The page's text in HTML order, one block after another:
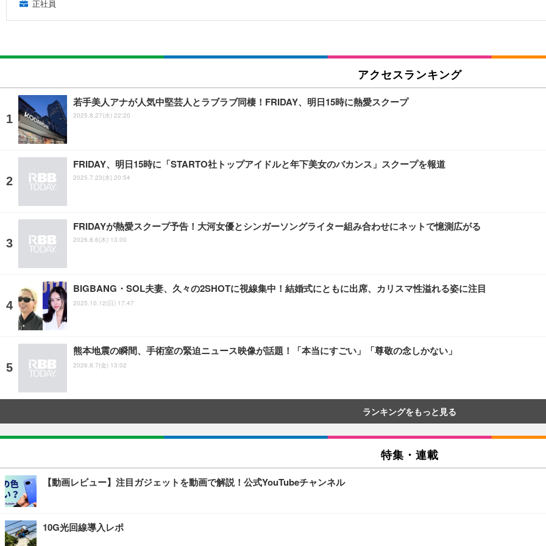
正社員
アクセスランキング
若手美人アナが人気中堅芸人とラブラブ同棲！FRIDAY、明日15時に熱愛スクープ
2025.8.27(水) 22:20
FRIDAY、明日15時に「STARTO社トップアイドルと年下美女のバカンス」スクープを報道
2025.7.23(水) 20:54
FRIDAYが熱愛スクープ予告！大河女優とシンガーソングライター組み合わせにネットで憶測広がる
2026.8.6(木) 13:00
BIGBANG・SOL夫妻、久々の2SHOTに視線集中！結婚式にともに出席、カリスマ性溢れる姿に注目
2025.10.12(日) 17:47
熊本地震の瞬間、手術室の緊迫ニュース映像が話題！「本当にすごい」「尊敬の念しかない」
2026.8.7(金) 13:02
ランキングをもっと見る
特集・連載
【動画レビュー】注目ガジェットを動画で解説！公式YouTubeチャンネル
10G光回線導入レポ